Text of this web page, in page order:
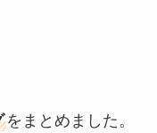
をまとめました。